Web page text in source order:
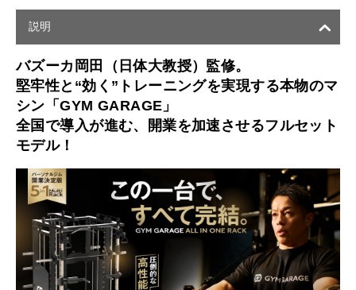
説明
バズーカ岡田（日体大教授）監修。
堅牢性と“効く”トレーニングを実現する本物のマ
シン「GYM GARAGE」
全国で導入が進む、開業を加速させるフルセット
モデル！